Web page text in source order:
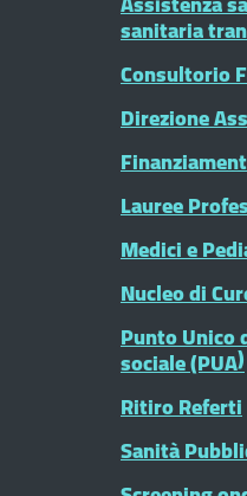
sanitaria
Consultorio
Direzione
Lauree
Medici e
Nucleo di
Punto Unico
sociale (PUA)
Ritiro Referti
Sanità